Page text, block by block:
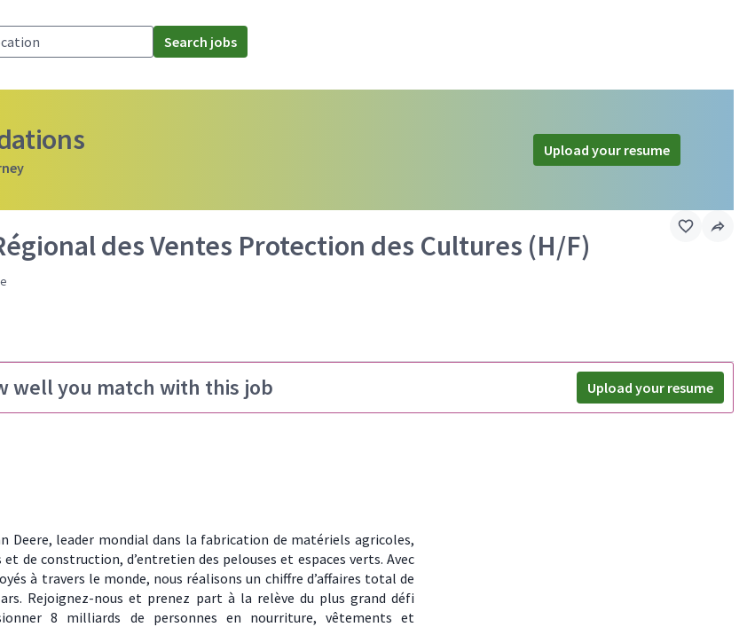
Search jobs
Upload your resume
des Ventes Protection des Cultures (H/F)
well you match with this job Upload your resume
Deere, leader mondial dans la fabrication de matériels agricoles,
de construction, d’entretien des pelouses et espaces verts. Avec
à travers le monde, nous réalisons un chiffre d’affaires total de
Rejoignez-nous et prenez part à la relève du plus grand défi
8 milliards de personnes en nourriture, vêtements et